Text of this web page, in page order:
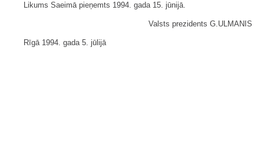
Likums Saeimā pieņemts 1994. gada 15. jūnijā.
Valsts prezidents G.ULMANIS
Rīgā 1994. gada 5. jūlijā